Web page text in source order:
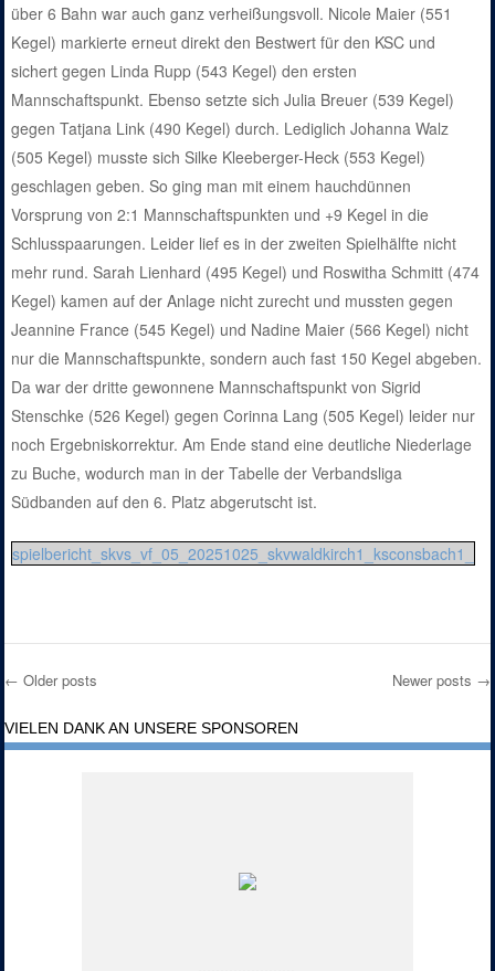
über 6 Bahn war auch ganz verheißungsvoll. Nicole Maier (551
Kegel) markierte erneut direkt den Bestwert für den KSC und
sichert gegen Linda Rupp (543 Kegel) den ersten
Mannschaftspunkt. Ebenso setzte sich Julia Breuer (539 Kegel)
gegen Tatjana Link (490 Kegel) durch. Lediglich Johanna Walz
(505 Kegel) musste sich Silke Kleeberger-Heck (553 Kegel)
geschlagen geben. So ging man mit einem hauchdünnen
Vorsprung von 2:1 Mannschaftspunkten und +9 Kegel in die
Schlusspaarungen. Leider lief es in der zweiten Spielhälfte nicht
mehr rund. Sarah Lienhard (495 Kegel) und Roswitha Schmitt (474
Kegel) kamen auf der Anlage nicht zurecht und mussten gegen
Jeannine France (545 Kegel) und Nadine Maier (566 Kegel) nicht
nur die Mannschaftspunkte, sondern auch fast 150 Kegel abgeben.
Da war der dritte gewonnene Mannschaftspunkt von Sigrid
Stenschke (526 Kegel) gegen Corinna Lang (505 Kegel) leider nur
noch Ergebniskorrektur. Am Ende stand eine deutliche Niederlage
zu Buche, wodurch man in der Tabelle der Verbandsliga
Südbanden auf den 6. Platz abgerutscht ist.
spielbericht_skvs_vf_05_20251025_skvwaldkirch1_ksconsbach1_
Post navigation
← Older posts Newer posts →
VIELEN DANK AN UNSERE SPONSOREN